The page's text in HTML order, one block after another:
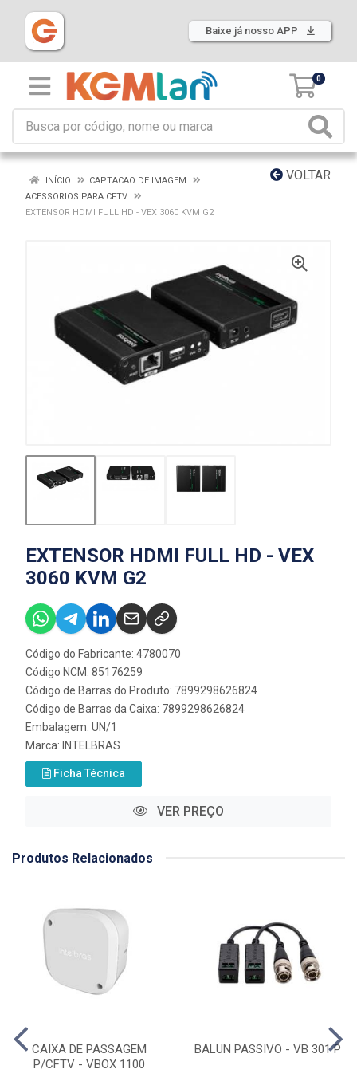
Baixe já nosso APP
0
VOLTAR
INÍCIO
CAPTACAO DE IMAGEM
ACESSORIOS PARA CFTV
EXTENSOR HDMI FULL HD - VEX 3060 KVM G2
EXTENSOR HDMI FULL HD - VEX
3060 KVM G2
Código do Fabricante: 4780070
Código NCM: 85176259
Código de Barras do Produto: 7899298626824
Código de Barras da Caixa: 7899298626824
Embalagem: UN/1
Marca: INTELBRAS
Ficha Técnica
VER PREÇO
Produtos Relacionados
CAIXA DE PASSAGEM
P/CFTV - VBOX 1100
BALUN PASSIVO - VB 301 P